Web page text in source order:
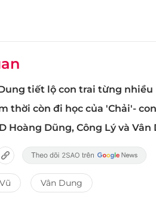
tiết lộ con trai từng
thời còn đi học của 'Chải'-
Hoàng Dũng, Công Lý và
Vân Dung